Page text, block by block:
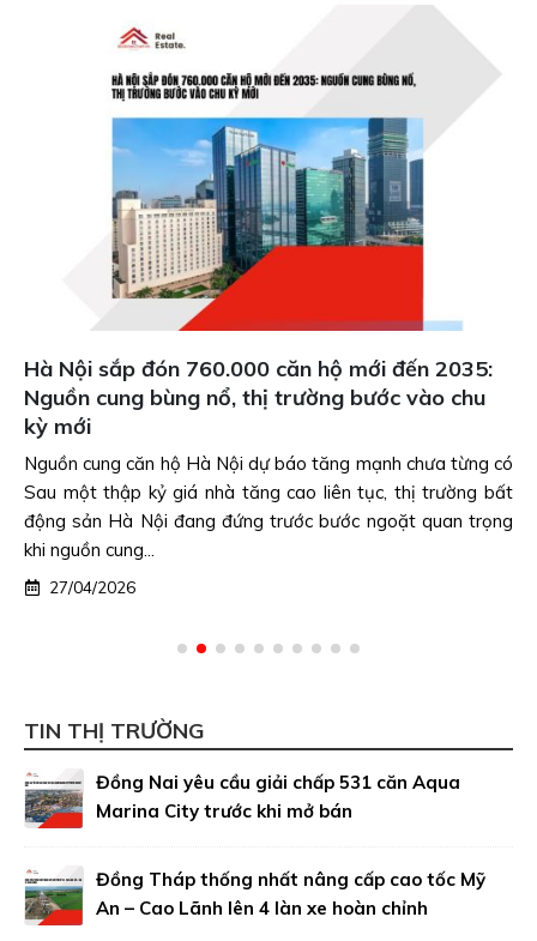
Hà Nội sắp đón 760.000 căn hộ mới đến 2035:
Nguồn cung bùng nổ, thị trường bước vào chu
kỳ mới
Nguồn cung căn hộ Hà Nội dự báo tăng mạnh chưa từng có
Sau một thập kỷ giá nhà tăng cao liên tục, thị trường bất
động sản Hà Nội đang đứng trước bước ngoặt quan trọng
khi nguồn cung...
27/04/2026
TIN THỊ TRƯỜNG
Đồng Nai yêu cầu giải chấp 531 căn Aqua
Marina City trước khi mở bán
Đồng Tháp thống nhất nâng cấp cao tốc Mỹ
An – Cao Lãnh lên 4 làn xe hoàn chỉnh